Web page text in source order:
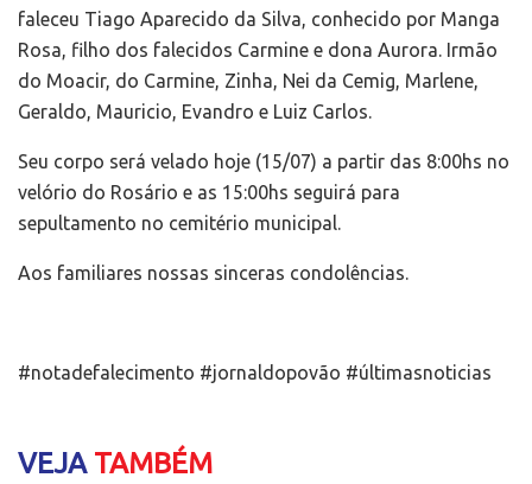
faleceu Tiago Aparecido da Silva, conhecido por Manga
Rosa, filho dos falecidos Carmine e dona Aurora. Irmão
do Moacir, do Carmine, Zinha, Nei da Cemig, Marlene,
Geraldo, Mauricio, Evandro e Luiz Carlos.
Seu corpo será velado hoje (15/07) a partir das 8:00hs no
velório do Rosário e as 15:00hs seguirá para
sepultamento no cemitério municipal.
Aos familiares nossas sinceras condolências.
#notadefalecimento #jornaldopovão #últimasnoticias
VEJATAMBÉM